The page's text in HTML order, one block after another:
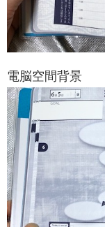
電脳空間背景